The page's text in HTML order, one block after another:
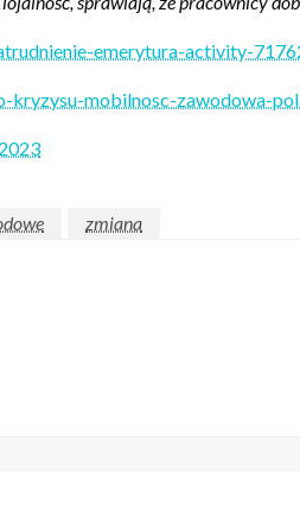
emerytura-activity-
kryzysu-mobilnosc-zawodowa-
zmiana